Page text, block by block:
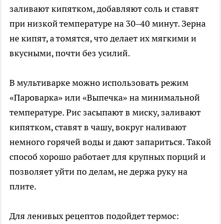
заливают кипятком, добавляют соль и ставят
при низкой температуре на 30–40 минут. Зерна
не кипят, а томятся, что делает их мягкими и
вкусными, почти без усилий.
В мультиварке можно использовать режим
«Пароварка» или «Выпечка» на минимальной
температуре. Рис засыпают в миску, заливают
кипятком, ставят в чашу, вокруг наливают
немного горячей воды и дают запариться. Такой
способ хорошо работает для крупных порций и
позволяет уйти по делам, не держа руку на
плите.
Для ленивых рецептов подойдет термос: